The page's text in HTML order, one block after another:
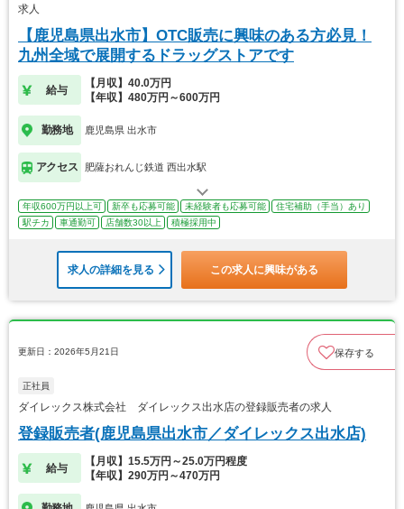
求人
【鹿児島県出水市】OTC販売に興味のある方必見！
九州全域で展開するドラッグストアです
給与
【月収】40.0万円
【年収】480万円～600万円
勤務地 鹿児島県 出水市
アクセス 肥薩おれんじ鉄道 西出水駅
年収600万円以上可 新卒も応募可能 未経験者も応募可能
住宅補助（手当）あり
駅チカ
車通勤可 店舗数30以上 積極採用中
求人の詳細を見る この求人に興味がある
更新日：2026年5月21日 保存する
正社員
ダイレックス株式会社 ダイレックス出水店の登録販売者の求人
登録販売者(鹿児島県出水市／ダイレックス出水店)
給与
【月収】15.5万円～25.0万円程度
【年収】290万円～470万円